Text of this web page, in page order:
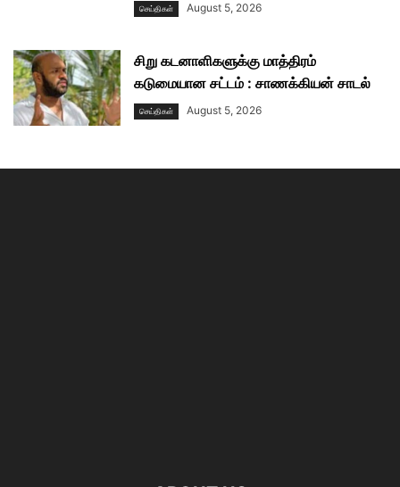
செய்திகள் August 5, 2026
சிறு கடனாளிகளுக்கு மாத்திரம்
கடுமையான சட்டம் : சாணக்கியன் சாடல்
செய்திகள் August 5, 2026